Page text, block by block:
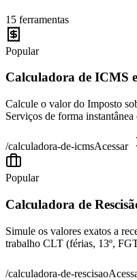
15 ferramentas
Popular
Calculadora de ICMS
Calcule o valor do Imposto
Serviços de forma instantânea
/calculadora-de-icmsAcessar
Popular
Calculadora de
Simule os valores exatos a
trabalho CLT (férias, 13º,
/calculadora-de-rescisao